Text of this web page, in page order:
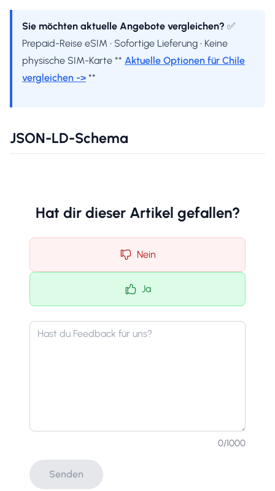
Sie möchten aktuelle Angebote vergleichen? ✅
Prepaid-Reise eSIM • Sofortige Lieferung • Keine
physische SIM-Karte ** Aktuelle Optionen für Chile
vergleichen -> **
JSON-LD-Schema
Hat dir dieser Artikel gefallen?
Nein
Ja
0/1000
Senden